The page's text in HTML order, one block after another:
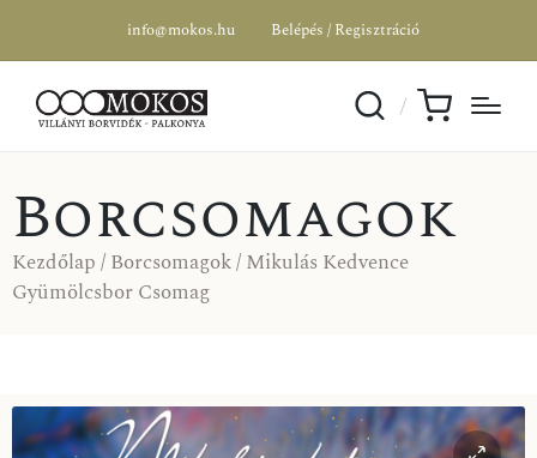
info@mokos.hu Belépés / Regisztráció
Borcsomagok
Kezdőlap/Borcsomagok/ Mikulás Kedvence
Gyümölcsbor Csomag